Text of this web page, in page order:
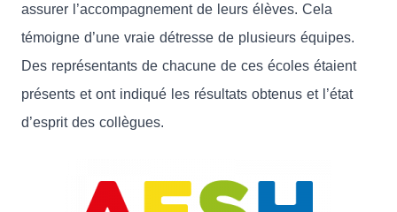
assurer l’accompagnement de leurs élèves. Cela
témoigne d’une vraie détresse de plusieurs équipes.
Des représentants de chacune de ces écoles étaient
présents et ont indiqué les résultats obtenus et l’état
d’esprit des collègues.